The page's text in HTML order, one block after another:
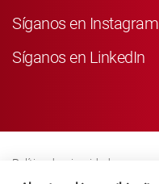
Síganos en Instagram
Síganos en LinkedIn
Política de privacidad